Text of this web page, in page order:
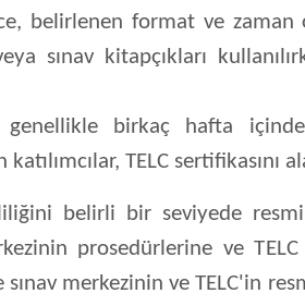
belirlenen format ve zaman
sınav kitapçıkları
genellikle birkaç hafta
TELC sertifikasını
belirli bir seviyede
prosedürlerine ve
sınav merkezinin ve TELC'in